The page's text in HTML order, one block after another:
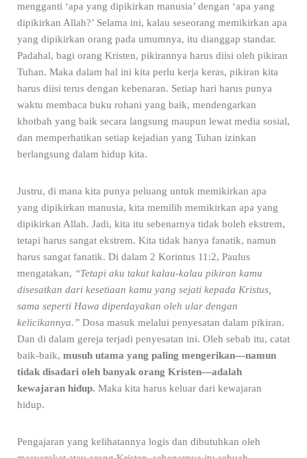
mengganti ‘apa yang dipikirkan manusia’ dengan ‘apa yang
dipikirkan Allah?’ Selama ini, kalau seseorang memikirkan apa
yang dipikirkan orang pada umumnya, itu dianggap standar.
Padahal, bagi orang Kristen, pikirannya harus diisi oleh pikiran
Tuhan. Maka dalam hal ini kita perlu kerja keras, pikiran kita
harus diisi terus dengan kebenaran. Setiap hari harus punya
waktu membaca buku rohani yang baik, mendengarkan
khotbah yang baik secara langsung maupun lewat media sosial,
dan memperhatikan setiap kejadian yang Tuhan izinkan
berlangsung dalam hidup kita.
Justru, di mana kita punya peluang untuk memikirkan apa
yang dipikirkan manusia, kita memilih memikirkan apa yang
dipikirkan Allah. Jadi, kita itu sebenarnya tidak boleh ekstrem,
tetapi harus sangat ekstrem. Kita tidak hanya fanatik, namun
harus sangat fanatik. Di dalam 2 Korintus 11:2, Paulus
mengatakan, “Tetapi aku takut kalau-kalau pikiran kamu
disesatkan dari kesetiaan kamu yang sejati kepada Kristus,
sama seperti Hawa diperdayakan oleh ular dengan
kelicikannya.” Dosa masuk melalui penyesatan dalam pikiran.
Dan di dalam gereja terjadi penyesatan ini. Oleh sebab itu, catat
baik-baik, musuh utama yang paling mengerikan—namun
tidak disadari oleh banyak orang Kristen—adalah
kewajaran hidup. Maka kita harus keluar dari kewajaran
hidup.
Pengajaran yang kelihatannya logis dan dibutuhkan oleh